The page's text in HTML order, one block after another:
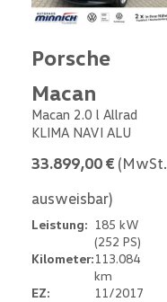
Porsche
Macan
Macan 2.0 l Allrad
KLIMA NAVI ALU
33.899,00 € (MwSt.
ausweisbar)
Leistung: 185 kW
(252 PS)
Kilometer:113.084
km
EZ:
11/2017